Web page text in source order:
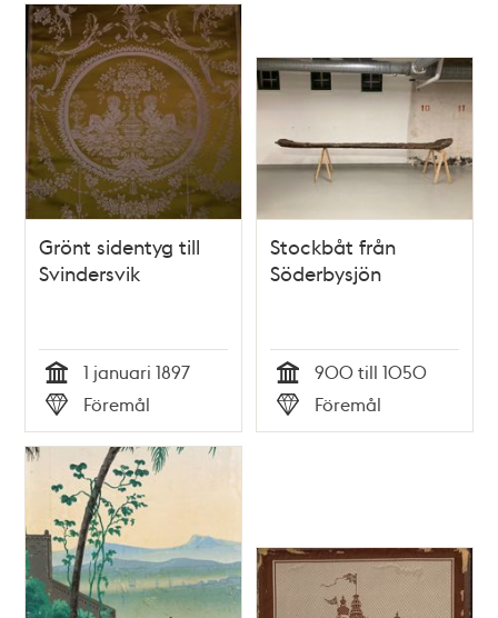
Grönt sidentyg till
Svindersvik
Tid
1 januari 1897
Typ
Föremål
Stockbåt från
Söderbysjön
Tid
900 till 1050
Typ
Föremål